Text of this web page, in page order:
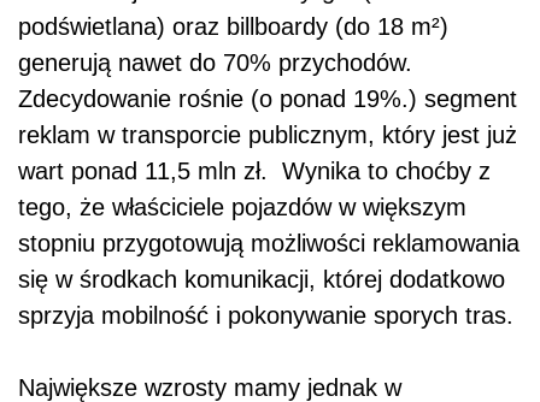
podświetlana) oraz billboardy (do 18 m²)
generują nawet do 70% przychodów.
Zdecydowanie rośnie (o ponad 19%.) segment
reklam w transporcie publicznym, który jest już
wart ponad 11,5 mln zł. Wynika to choćby z
tego, że właściciele pojazdów w większym
stopniu przygotowują możliwości reklamowania
się w środkach komunikacji, której dodatkowo
sprzyja mobilność i pokonywanie sporych tras.
Największe wzrosty mamy jednak w